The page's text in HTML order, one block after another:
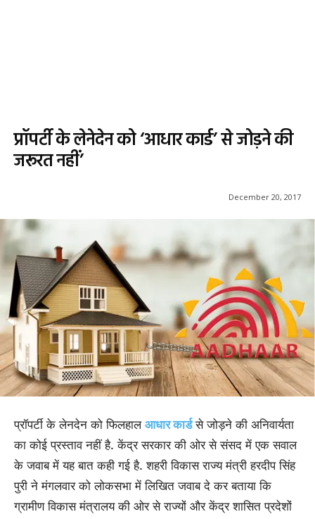
प्रॉपर्टी के लेनेदेन को ‘आधार कार्ड’ से जोड़ने की
जरूरत नहीं’
December 20, 2017
प्रॉपर्टी के लेनदेन को फिलहाल आधार कार्डसे जोड़ने की अनिवार्यता
का कोई प्रस्ताव नहीं है. केंद्र सरकार की ओर से संसद में एक सवाल
के जवाब में यह बात कही गई है. शहरी विकास राज्य मंत्री हरदीप सिंह
पुरी ने मंगलवार को लोकसभा में लिखित जवाब दे कर बताया कि
ग्रामीण विकास मंत्रालय की ओर से राज्यों और केंद्र शासित प्रदेशों